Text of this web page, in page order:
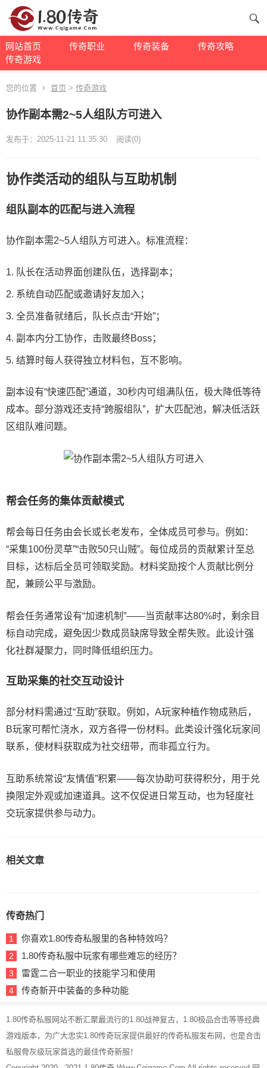
网站首页 传奇职业 传奇装备
传奇攻略
传奇游戏
您的位置 首页 > 传奇游戏
协作副本需2~5人组队方可进入
发布于：2025-11-21 11:35:30 阅读(0)
协作类活动的组队与互助机制
组队副本的匹配与进入流程
协作副本需2~5人组队方可进入。标准流程：
队长在活动界面创建队伍，选择副本；
系统自动匹配或邀请好友加入；
全员准备就绪后，队长点击“开始”；
副本内分工协作，击败最终Boss；
结算时每人获得独立材料包，互不影响。
副本设有“快速匹配”通道，30秒内可组满队伍，极大降低等待
成本。部分游戏还支持“跨服组队”，扩大匹配池，解决低活跃
区组队难问题。
帮会任务的集体贡献模式
帮会每日任务由会长或长老发布，全体成员可参与。例如：
“采集100份灵草”“击败50只山贼”。每位成员的贡献累计至总
目标，达标后全员可领取奖励。材料奖励按个人贡献比例分
配，兼顾公平与激励。
帮会任务通常设有“加速机制”——当贡献率达80%时，剩余目
标自动完成，避免因少数成员缺席导致全帮失败。此设计强
化社群凝聚力，同时降低组织压力。
互助采集的社交互动设计
部分材料需通过“互助”获取。例如，A玩家种植作物成熟后，
B玩家可帮忙浇水，双方各得一份材料。此类设计强化玩家间
联系，使材料获取成为社交纽带，而非孤立行为。
互助系统常设“友情值”积累——每次协助可获得积分，用于兑
换限定外观或加速道具。这不仅促进日常互动，也为轻度社
交玩家提供参与动力。
相关文章
传奇热门
1 你喜欢1.80传奇私服里的各种特效吗？
2 1.80传奇私服中玩家有哪些难忘的经历？
3 雷霆二合一职业的技能学习和使用
4 传奇新开中装备的多种功能
1.80传奇私服网站不断汇聚最流行的1.80战神复古，1.80极品合击等等经典
游戏版本，为广大忠实1.80传奇玩家提供最好的传奇私服发布网，也是合击
私服骨灰级玩家首选的最佳传奇新服！